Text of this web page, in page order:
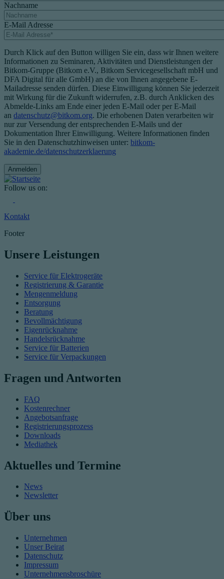
Nachname
E-Mail Adresse
Durch Klick auf den Button willigen Sie ein, dass wir Ihnen weitere
Informationen zu Seminaren, Aktivitäten und Dienstleistungen der
Bitkom-Gruppe (Bitkom e.V., Bitkom Servicegesellschaft mbH und
DFA Digital für alle GmbH) an die von Ihnen angegebene E-
Mailadresse senden dürfen. Diese Einwilligung können Sie jederzeit
mit Wirkung für die Zukunft widerrufen, z.B. durch Anklicken des
Abmelde-Links am Ende einer jeden E-Mail oder per E-Mail
an datenschutz@bitkom.org. Die erhobenen Daten verarbeiten wir
nur zur Versendung der entsprechenden E-Mails und der
Dokumentation Ihrer Einwilligung. Weitere Informationen finden
Sie in den Datenschutzhinweisen unter: bitkom-
akademie.de/datenschutzerklaerung
Follow us on:
Kontakt
Footer
Unsere Leistungen
Service für Elektrogeräte
Registrierung & Garantie
Mengenmeldung
Entsorgung
Beratung
Bevollmächtigung
Eigenrücknahme
Handelsrücknahme
Service für Batterien
Service für Verpackungen
Fragen und Antworten
FAQ
Kostenrechner
Angebotsanfrage
Registrierungsprozess
Downloads
Mediathek
Aktuelles und Termine
News
Newsletter
Über uns
Unternehmen
Unser Beirat
Datenschutz
Impressum
Unternehmensbroschüre